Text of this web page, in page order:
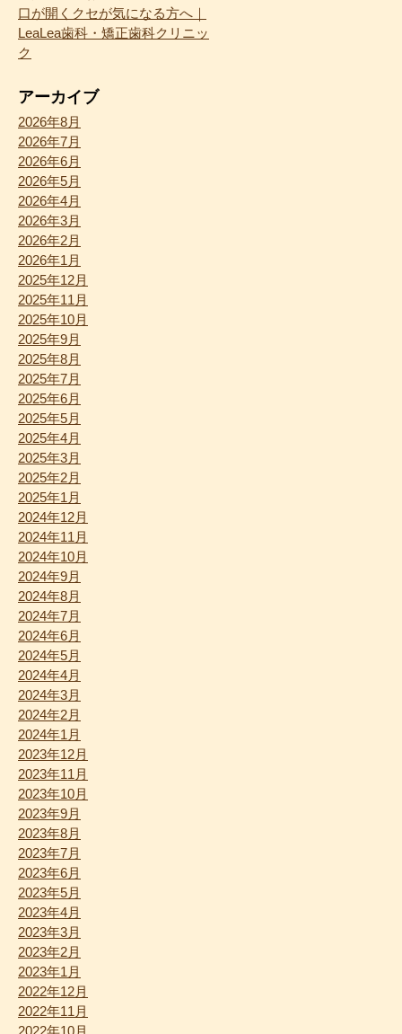
口が開くクセが気になる方へ｜
LeaLea歯科・矯正歯科クリニッ
ク
アーカイブ
2026年8月
2026年7月
2026年6月
2026年5月
2026年4月
2026年3月
2026年2月
2026年1月
2025年12月
2025年11月
2025年10月
2025年9月
2025年8月
2025年7月
2025年6月
2025年5月
2025年4月
2025年3月
2025年2月
2025年1月
2024年12月
2024年11月
2024年10月
2024年9月
2024年8月
2024年7月
2024年6月
2024年5月
2024年4月
2024年3月
2024年2月
2024年1月
2023年12月
2023年11月
2023年10月
2023年9月
2023年8月
2023年7月
2023年6月
2023年5月
2023年4月
2023年3月
2023年2月
2023年1月
2022年12月
2022年11月